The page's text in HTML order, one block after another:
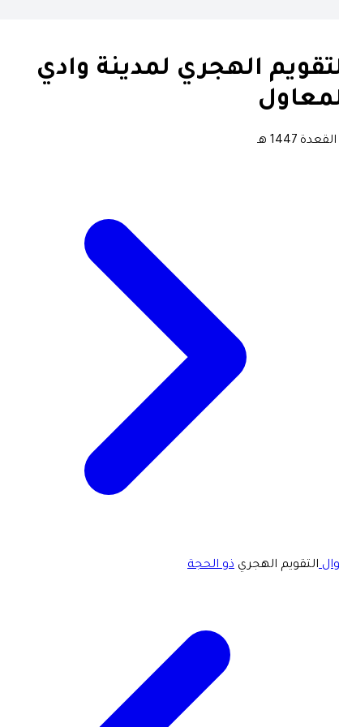
الهجري لمدينة وادي
1447 هـ
التقويم الهجري ذو الحجة